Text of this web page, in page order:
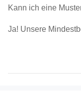
Kann ich eine
Ja! Unsere